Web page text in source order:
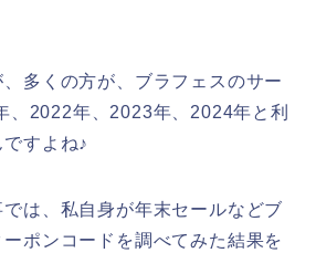
多くの方が、ブラフェスのサー
、2022年、2023年、2024年と利
すよね♪
は、私自身が年末セールなどブ
ポンコードを調べてみた結果を